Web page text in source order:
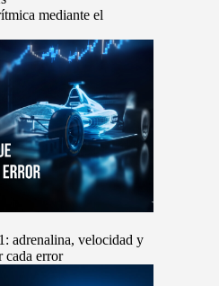
mediante el
adrenalina, velocidad y
cada error